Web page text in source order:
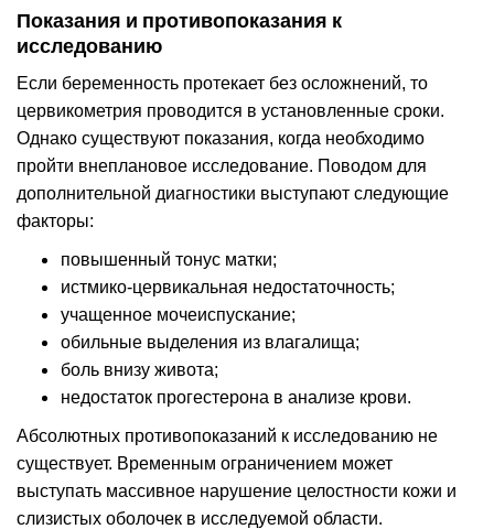
Показания и противопоказания к
исследованию
Если беременность протекает без осложнений, то
цервикометрия проводится в установленные сроки.
Однако существуют показания, когда необходимо
пройти внеплановое исследование. Поводом для
дополнительной диагностики выступают следующие
факторы:
повышенный тонус матки;
истмико-цервикальная недостаточность;
учащенное мочеиспускание;
обильные выделения из влагалища;
боль внизу живота;
недостаток прогестерона в анализе крови.
Абсолютных противопоказаний к исследованию не
существует. Временным ограничением может
выступать массивное нарушение целостности кожи и
слизистых оболочек в исследуемой области.